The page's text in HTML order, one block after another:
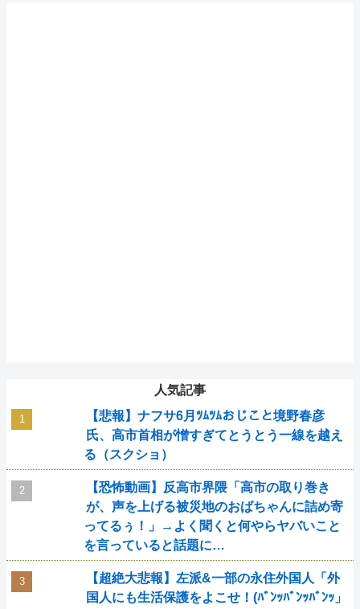
人気記事
【悲報】ナフサ6月ﾂﾑﾂﾑおじこと境野春彦
氏、高市首相が憎すぎてとうとう一線を越え
る（スクショ）
【恐怖動画】反高市界隈「高市の取り巻き
が、声を上げる被災地のおばちゃんに詰め寄
ってるぅ！」→よく聞くと何やらヤバいこと
を言っていると話題に…
【超絶大悲報】左派&一部の永住外国人「外
国人にも生活保護をよこせ！(ﾊﾞﾝｯﾊﾞﾝｯﾊﾞﾝｯ」